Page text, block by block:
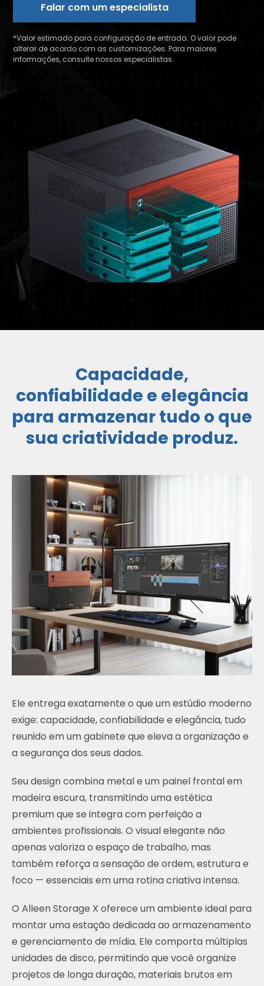
Falar com um especialista
*Valor estimado para configuração de entrada. O valor pode
alterar de acordo com as customizações. Para maiores
informações, consulte nossos especialistas.
Capacidade,
confiabilidade e elegância
para armazenar tudo o que
sua criatividade produz.
Ele entrega exatamente o que um estúdio moderno
exige: capacidade, confiabilidade e elegância, tudo
reunido em um gabinete que eleva a organização e
a segurança dos seus dados.
Seu design combina metal e um painel frontal em
madeira escura, transmitindo uma estética
premium que se integra com perfeição a
ambientes profissionais. O visual elegante não
apenas valoriza o espaço de trabalho, mas
também reforça a sensação de ordem, estrutura e
foco — essenciais em uma rotina criativa intensa.
O Alleen Storage X oferece um ambiente ideal para
montar uma estação dedicada ao armazenamento
e gerenciamento de mídia. Ele comporta múltiplas
unidades de disco, permitindo que você organize
projetos de longa duração, materiais brutos em